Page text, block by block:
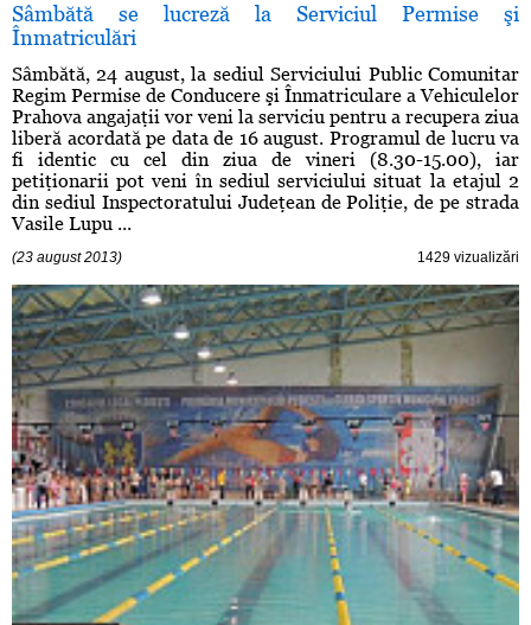
Sâmbătă se lucreză la Serviciul Permise şi
Înmatriculări
Sâmbătă, 24 august, la sediul Serviciului Public Comunitar
Regim Permise de Conducere şi Înmatriculare a Vehiculelor
Prahova angajaţii vor veni la serviciu pentru a recupera ziua
liberă acordată pe data de 16 august. Programul de lucru va
fi identic cu cel din ziua de vineri (8.30-15.00), iar
petiţionarii pot veni în sediul serviciului situat la etajul 2
din sediul Inspectoratului Judeţean de Poliţie, de pe strada
Vasile Lupu ...
(23 august 2013) 1429 vizualizări